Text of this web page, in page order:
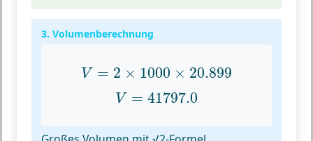
3. Volumenberechnung
V = 2 × 1000 × 20.899
V= 2 ×1000× 20.899
V = 41797.0
V =41797.0